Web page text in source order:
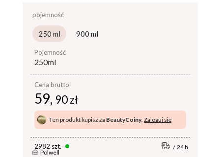
pojemność
250 ml 900 ml
pojemność
250ml
Cena brutto
59, 90 zł
Ten produkt kupisz za BeautyCoiny. Zaloguj się
2982 szt.
Polwell
24 h